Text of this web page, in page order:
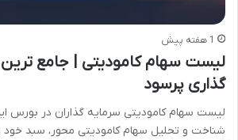
1 هفته پیش
لیست سهام کامودیتی | جامع ترین
گذاری پرسود
لیست سهام کامودیتی سرمایه گذاران در بورس
شناخت و تحلیل سهام کامودیتی محور، سبد خود